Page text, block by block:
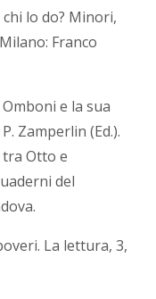
lo do? Minori,
Franco
e la sua
Zamperlin (Ed.).
tra Otto e
del
La lettura, 3,